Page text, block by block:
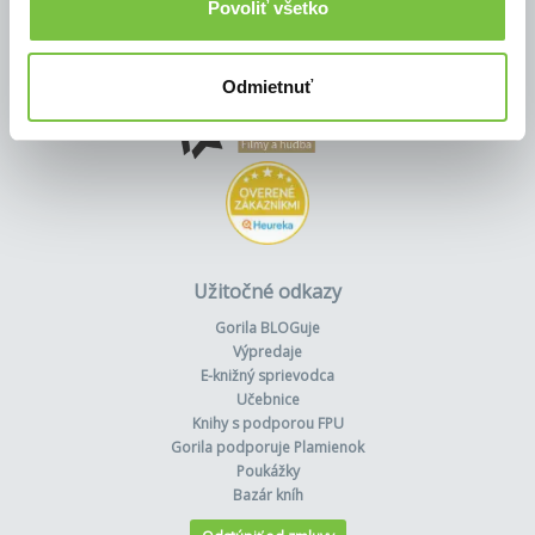
Povoliť všetko
Odmietnuť
Užitočné odkazy
Gorila BLOGuje
Výpredaje
E-knižný sprievodca
Učebnice
Knihy s podporou FPU
Gorila podporuje Plamienok
Poukážky
Bazár kníh